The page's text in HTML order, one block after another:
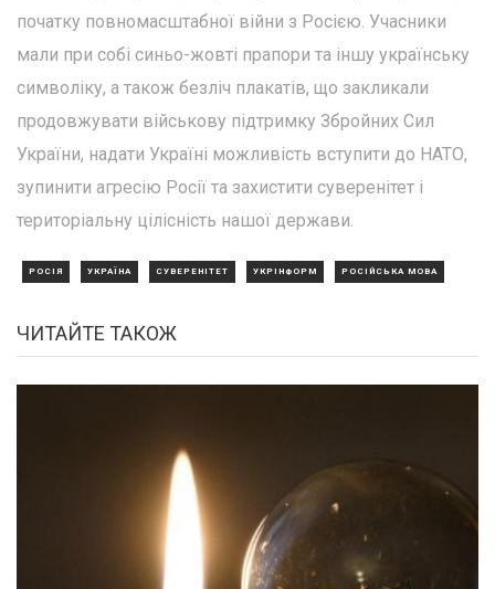
початку повномасштабної війни з Росією. Учасники
мали при собі синьо-жовті прапори та іншу українську
символіку, а також безліч плакатів, що закликали
продовжувати військову підтримку Збройних Сил
України, надати Україні можливість вступити до НАТО,
зупинити агресію Росії та захистити суверенітет і
територіальну цілісність нашої держави.
РОСІЯ УКРАЇНА СУВЕРЕНІТЕТ УКРІНФОРМ РОСІЙСЬКА МОВА
ЧИТАЙТЕ ТАКОЖ